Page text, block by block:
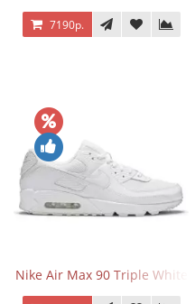
7190р.
Nike Air Max 90 Triple White